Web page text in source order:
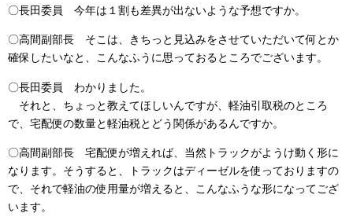
〇長田委員 今年は１割も差異が出ないような予想ですか。
〇高間副部長 そこは、きちっと見込みをさせていただいて何とか
確保したいなと、こんなふうに思っておるところでございます。
〇長田委員 わかりました。
それと、ちょっと教えてほしいんですが、軽油引取税のところ
で、宅配便の数量と軽油税とどう関係があるんですか。
〇高間副部長 宅配便が増えれば、当然トラックがようけ動く形に
なります。そうすると、トラックはディーゼルを使っておりますの
で、それで軽油の使用量が増えると、こんなふうな形になってござ
います。